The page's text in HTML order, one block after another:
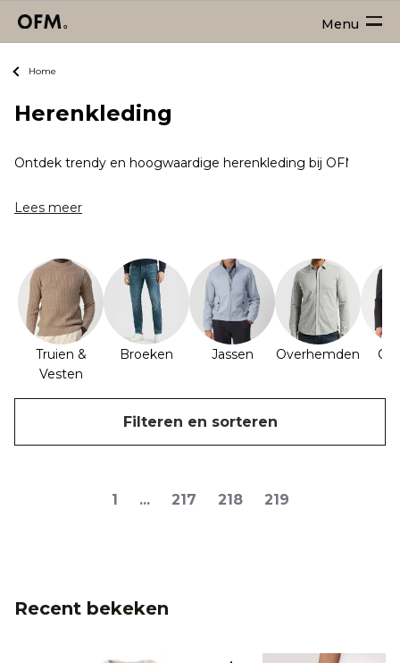
Menu
Home
Herenkleding
Ontdek trendy en hoogwaardige herenkleding bij OFM! Bij
Lees meer
Truien &
Vesten
Broeken Jassen Overhemden
Filteren en sorteren
1 ... 217 218 219
Recent bekeken